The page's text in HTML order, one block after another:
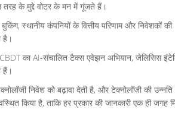
तरह के मुद्दे वोटर के मन में गूंजते हैं।
स्थानीय कंपनियों के वित्तीय परिणाम और निवेशकों की
है।
का AI‑संचालित टैक्स एवेझन अभियान, जेलिसिस
हैं।
निवेश को बढ़ावा देती है, और टेक्नोलॉजी की उन्नति
किया है, ताकि हर प्रकार की जानकारी एक ही जगह